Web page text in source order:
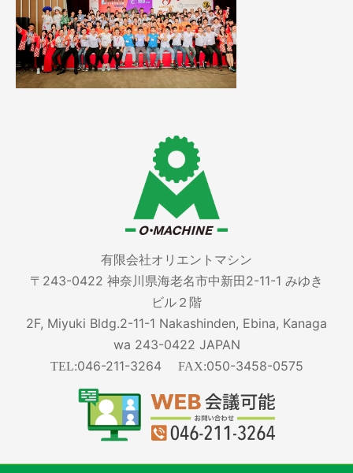
有限会社オリエントマシン
〒243-0422 神奈川県海老名市中新田2-11-1 みゆき
ビル２階
2F, Miyuki Bldg.2-11-1 Nakashinden, Ebina, Kanaga
wa 243-0422 JAPAN
046-211-3264
050-3458-0575